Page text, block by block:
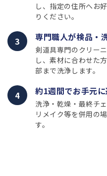
し、指定の住所へお
りください。
3 専門職人が検品・
剣道具専門のクリー
し、素材に合わせた
部まで洗浄します。
4 約1週間でお手元
洗浄・乾燥・最終チ
リメイク等を併用の
す。